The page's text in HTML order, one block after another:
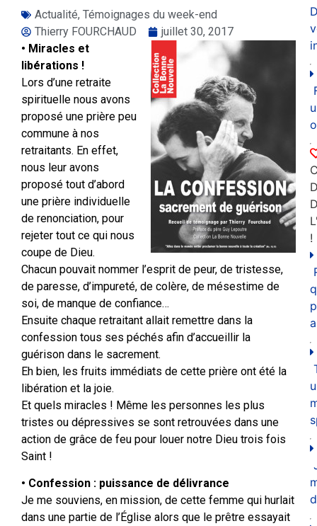
Actualité, Témoignages du week-end
Thierry FOURCHAUD
juillet 30, 2017
• Miracles et
libérations !
Lors d’une retraite
spirituelle nous avons
proposé une prière peu
commune à nos
retraitants. En effet,
nous leur avons
proposé tout d’abord
une prière individuelle
de renonciation, pour
rejeter tout ce qui nous
coupe de Dieu.
Chacun pouvait nommer l’esprit de peur, de tristesse,
de paresse, d’impureté, de colère, de mésestime de
soi, de manque de confiance…
Ensuite chaque retraitant allait remettre dans la
confession tous ses péchés afin d’accueillir la
guérison dans le sacrement.
Eh bien, les fruits immédiats de cette prière ont été la
libération et la joie.
Et quels miracles ! Même les personnes les plus
tristes ou dépressives se sont retrouvées dans une
action de grâce de feu pour louer notre Dieu trois fois
Saint !
• Confession : puissance de délivrance
Je me souviens, en mission, de cette femme qui hurlait
dans une partie de l’Église alors que le prêtre essayait
!